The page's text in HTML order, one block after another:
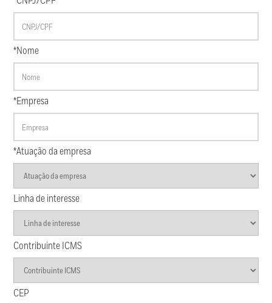
*Nome
*Empresa
*Atuação da empresa
Linha de interesse
Contribuinte ICMS
CEP